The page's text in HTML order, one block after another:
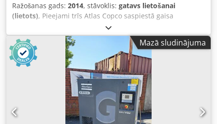
Ražošanas gads: 2014, stāvoklis: gatavs lietošanai
(lietots), Pieejami trīs Atlas Copco saspiestā gaisa
kompresori. 1) Eļļas eļļots skrūvju kompresors Atlas Copco
GA18 VSD, izgatavošanas gads: 2014, maksimālais darba
spiediens: 13 bar, jauda: 18 kW, maksimālā gaisa plūsma:
216 m³/h, iekārtas izmēri (G/P/A): apm.
1300mm/900mm/1500mm, svars: apm. 550kg, darba
stundas: apm. 69 000 h. 2) Eļļas eļļots skrūvju kompresors
Atlas Copco GA15, izgatavošanas gads: 1998, maksimālais
darba spiediens: 13 bar, jauda: 15 kW, maksimālā gaisa
plūsma: 155 m³/h, iekārtas izmēri (G/P/A): apm.
1900mm/700mm/1600mm, svars: apm. 400kg, darba
Mazā sludinājuma